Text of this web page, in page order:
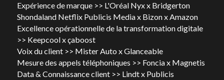
Expérience de marque >> L'Oréal Nyx x Bridgerton
Shondaland Netflix Publicis Media x Bizon x Amazon
Excellence opérationnelle de la transformation digitale
>> Keepcool x çaboost
Voix du client >> Mister Auto x Glanceable
Mesure des appels téléphoniques >> Foncia x Magnetis
Data & Connaissance client >> Lindt x Publicis